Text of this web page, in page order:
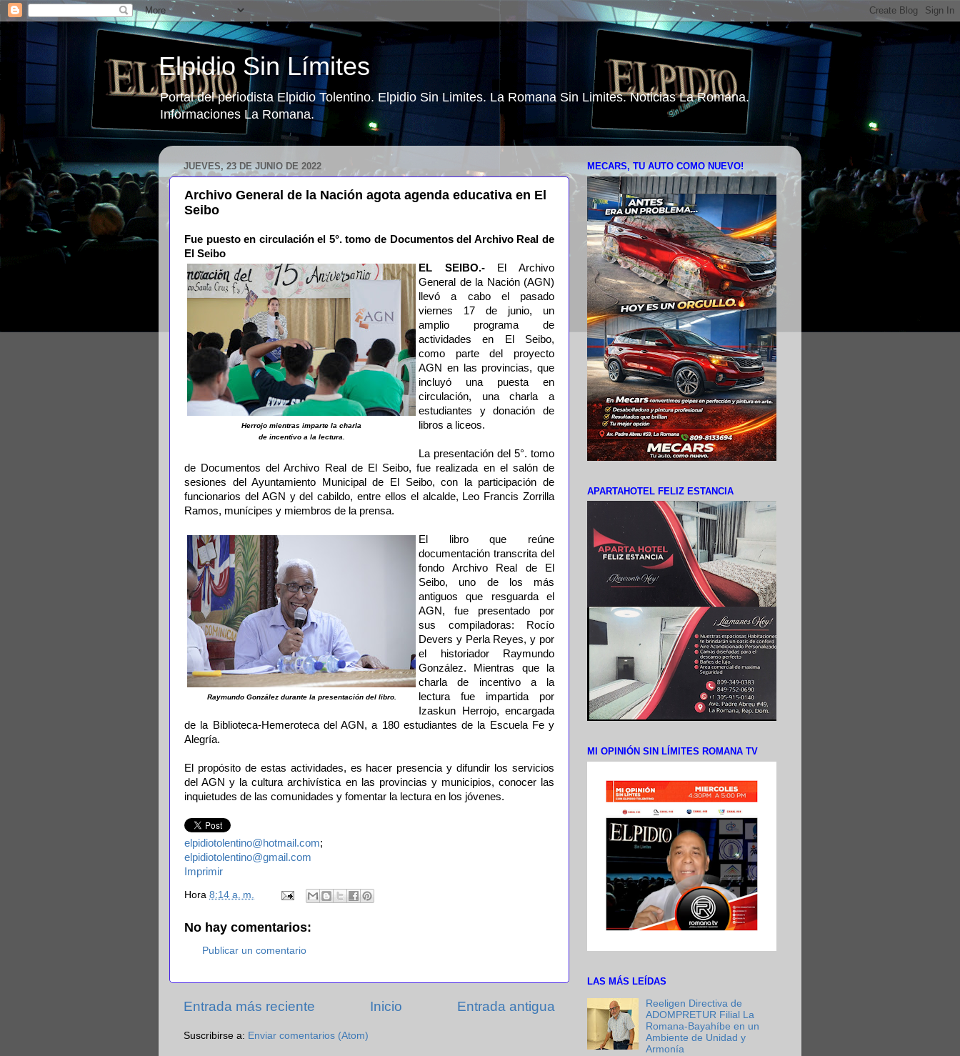
Elpidio Sin Límites
Portal del periodista Elpidio Tolentino. Elpidio Sin Limites. La Romana Sin Limites. Noticias La Romana.
Informaciones La Romana.
JUEVES, 23 DE JUNIO DE 2022
Archivo General de la Nación agota agenda educativa en El
Seibo
Fue puesto en circulación el 5°. tomo de Documentos del Archivo Real de
El Seibo
Herrojo mientras imparte la charla
de incentivo a la lectura.
EL SEIBO.-
El Archivo
General de la Nación (AGN)
llevó a cabo el pasado
viernes 17 de junio, un
amplio programa de
actividades en El Seibo,
como parte del proyecto
AGN en las provincias, que
incluyó una puesta en
circulación, una charla a
estudiantes y donación de
libros a liceos.
La presentación del 5°. tomo
de Documentos del Archivo Real de El Seibo, fue realizada en el salón de
sesiones del Ayuntamiento Municipal de El Seibo, con la participación de
funcionarios del AGN y del cabildo, entre ellos el alcalde, Leo Francis Zorrilla
Ramos, munícipes y miembros de la prensa.
Raymundo González durante la presentación del libro.
El libro que reúne
documentación transcrita del
fondo Archivo Real de El
Seibo, uno de los más
antiguos que resguarda el
AGN, fue presentado por
sus compiladoras: Rocío
Devers y Perla Reyes, y por
el historiador Raymundo
González. Mientras que la
charla de incentivo a la
lectura fue impartida por
Izaskun Herrojo, encargada
de la Biblioteca-Hemeroteca del AGN, a 180 estudiantes de la Escuela Fe y
Alegría.
El propósito de estas actividades, es hacer presencia y difundir los servicios
del AGN y la cultura archivística en las provincias y municipios, conocer las
inquietudes de las comunidades y fomentar la lectura en los jóvenes.
elpidiotolentino@hotmail.com;
elpidiotolentino@gmail.com
Imprimir
Hora 8:14 a. m.
No hay comentarios:
Publicar un comentario
Entrada más reciente Entrada antigua
Inicio
Suscribirse a: Enviar comentarios (Atom)
MECARS, TU AUTO COMO NUEVO!
APARTAHOTEL FELIZ ESTANCIA
MI OPINIÓN SIN LÍMITES ROMANA TV
LAS MÁS LEÍDAS
Reeligen Directiva de
ADOMPRETUR Filial La
Romana-Bayahíbe en un
Ambiente de Unidad y
Armonía